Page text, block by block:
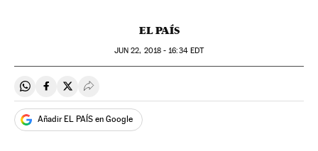
EL PAÍS
JUN 22, 2018 - 16:34EDT
Compartir en Whatsapp
Compartir en Facebook
Compartir en Twitter
Desplegar Redes Sociales
Añadir EL PAÍS en Google